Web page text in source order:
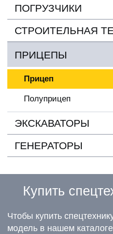
ПОГРУЗЧИКИ
СТРОИТЕЛЬНАЯ
ПРИЦЕПЫ
Прицеп
Полуприцеп
ЭКСКАВАТОРЫ
ГЕНЕРАТОРЫ
Купить
Чтобы купить
модель в нашем